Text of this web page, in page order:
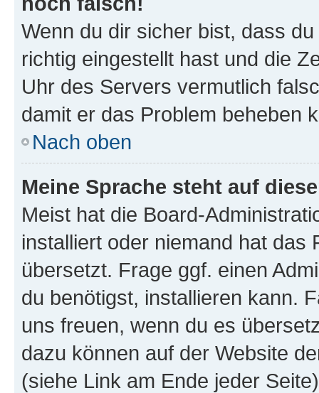
Wenn du dir sicher bist, dass
richtig eingestellt hast und die
Uhr des Servers vermutlich
damit er das Problem beheben
Nach oben
Meine Sprache steht auf
Meist hat die Board-
installiert oder niemand hat das
übersetzt. Frage ggf. einen
du benötigst, installieren kann.
uns freuen, wenn du es
dazu können auf der Website
(siehe Link am Ende jeder